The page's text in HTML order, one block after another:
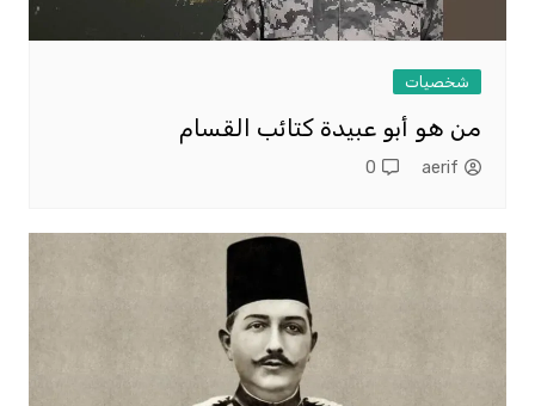
شخصيات
من هو أبو عبيدة كتائب القسام
aerif
0